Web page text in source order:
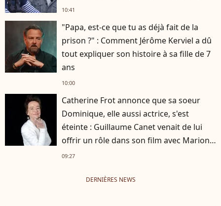
10:41
"Papa, est-ce que tu as déjà fait de la
prison ?" : Comment Jérôme Kerviel a dû
tout expliquer son histoire à sa fille de 7
ans
10:00
Catherine Frot annonce que sa soeur
Dominique, elle aussi actrice, s'est
éteinte : Guillaume Canet venait de lui
offrir un rôle dans son film avec Marion
Cotillard
09:27
DERNIÈRES NEWS